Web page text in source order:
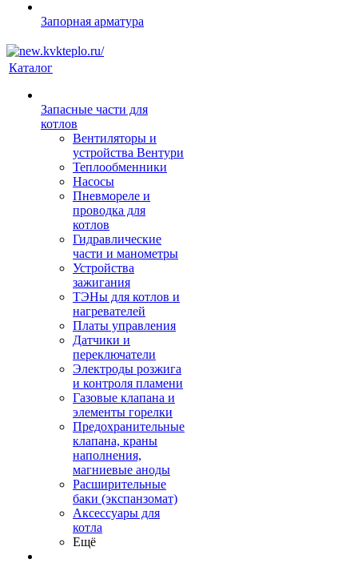
Запорная арматура
Каталог
Запасные части для
котлов
Вентиляторы и
устройства Вентури
Теплообменники
Насосы
Пневмореле и
проводка для
котлов
Гидравлические
части и манометры
Устройства
зажигания
ТЭНы для котлов и
нагревателей
Платы управления
Датчики и
переключатели
Электроды розжига
и контроля пламени
Газовые клапана и
элементы горелки
Предохранительные
клапана, краны
наполнения,
магниевые аноды
Расширительные
баки (экспанзомат)
Аксессуары для
котла
Ещё